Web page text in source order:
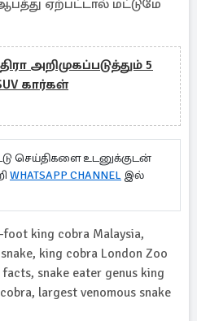
ஏற்பட்டால் மட்டுமே
அறிமுகப்படுத்தும் 5
கார்கள்
செய்திகளை உடனுக்குடன்
WHATSAPP CHANNEL இல்
king cobra Malaysia,
king cobra London Zoo
snake eater genus king
largest venomous snake